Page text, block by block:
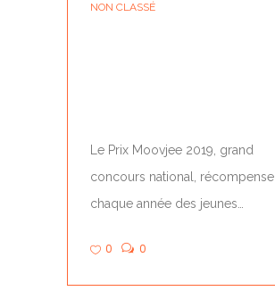
NON CLASSÉ
Le Prix Moovjee 2019, grand
concours national, récompense
chaque année des jeunes
et des auto-entrepreneurs…
0 0